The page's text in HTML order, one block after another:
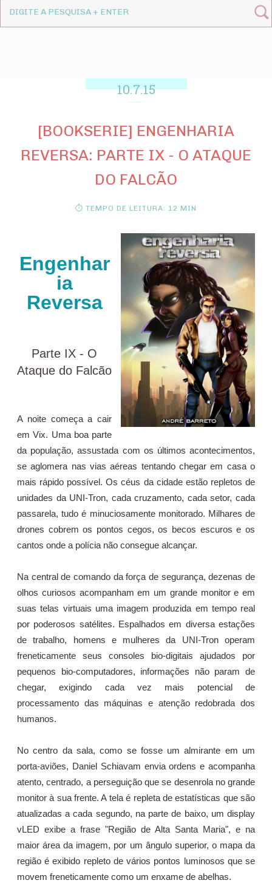
10.7.15
[BOOKSERIE] ENGENHARIA
REVERSA: PARTE IX - O ATAQUE
DO FALCÃO
⏱ TEMPO DE LEITURA: 12 MIN
Engenhar
ia
Reversa
Parte IX - O
Ataque do Falcão
A noite começa a cair
em Vix. Uma boa parte
da população, assustada com os últimos acontecimentos,
se aglomera nas vias aéreas tentando chegar em casa o
mais rápido possível. Os céus da cidade estão repletos de
unidades da UNI-Tron, cada cruzamento, cada setor, cada
passarela, tudo é minuciosamente monitorado. Milhares de
drones cobrem os pontos cegos, os becos escuros e os
cantos onde a polícia não consegue alcançar.
Na central de comando da força de segurança, dezenas de
olhos curiosos acompanham em um grande monitor e em
suas telas virtuais uma imagem produzida em tempo real
por poderosos satélites. Espalhados em diversa estações
de trabalho, homens e mulheres da UNI-Tron operam
freneticamente seus consoles bio-digitais ajudados por
pequenos bio-computadores, informações não param de
chegar, exigindo cada vez mais potencial de
processamento das máquinas e atenção redobrada dos
humanos.
No centro da sala, como se fosse um almirante em um
porta-aviões, Daniel Schiavam envia ordens e acompanha
atento, centrado, a perseguição que se desenrola no grande
monitor à sua frente. A tela é repleta de estatísticas que são
atualizadas a cada segundo, na parte de baixo, um display
vLED exibe a frase "Região de Alta Santa Maria", e na
maior área da imagem, por um ângulo superior, o mapa da
região é exibido repleto de vários pontos luminosos que se
movem freneticamente como um enxame de abelhas.